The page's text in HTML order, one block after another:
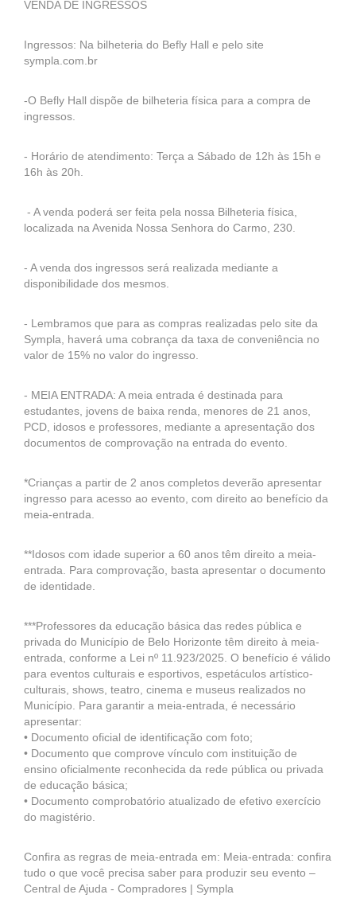
VENDA DE INGRESSOS
Ingressos: Na bilheteria do Befly Hall e pelo site
sympla.com.br
-O Befly Hall dispõe de bilheteria física para a compra de
ingressos.
- Horário de atendimento: Terça a Sábado de 12h às 15h e
16h às 20h.
- A venda poderá ser feita pela nossa Bilheteria física,
localizada na Avenida Nossa Senhora do Carmo, 230.
- A venda dos ingressos será realizada mediante a
disponibilidade dos mesmos.
- Lembramos que para as compras realizadas pelo site da
Sympla, haverá uma cobrança da taxa de conveniência no
valor de 15% no valor do ingresso.
- MEIA ENTRADA: A meia entrada é destinada para
estudantes, jovens de baixa renda, menores de 21 anos,
PCD, idosos e professores, mediante a apresentação dos
documentos de comprovação na entrada do evento.
*Crianças a partir de 2 anos completos deverão apresentar
ingresso para acesso ao evento, com direito ao benefício da
meia-entrada.
**Idosos com idade superior a 60 anos têm direito a meia-
entrada. Para comprovação, basta apresentar o documento
de identidade.
***Professores da educação básica das redes pública e
privada do Município de Belo Horizonte têm direito à meia-
entrada, conforme a Lei nº 11.923/2025. O benefício é válido
para eventos culturais e esportivos, espetáculos artístico-
culturais, shows, teatro, cinema e museus realizados no
Município. Para garantir a meia-entrada, é necessário
apresentar:
• Documento oficial de identificação com foto;
• Documento que comprove vínculo com instituição de
ensino oficialmente reconhecida da rede pública ou privada
de educação básica;
• Documento comprobatório atualizado de efetivo exercício
do magistério.
Confira as regras de meia-entrada em: Meia-entrada: confira
tudo o que você precisa saber para produzir seu evento –
Central de Ajuda - Compradores | Sympla